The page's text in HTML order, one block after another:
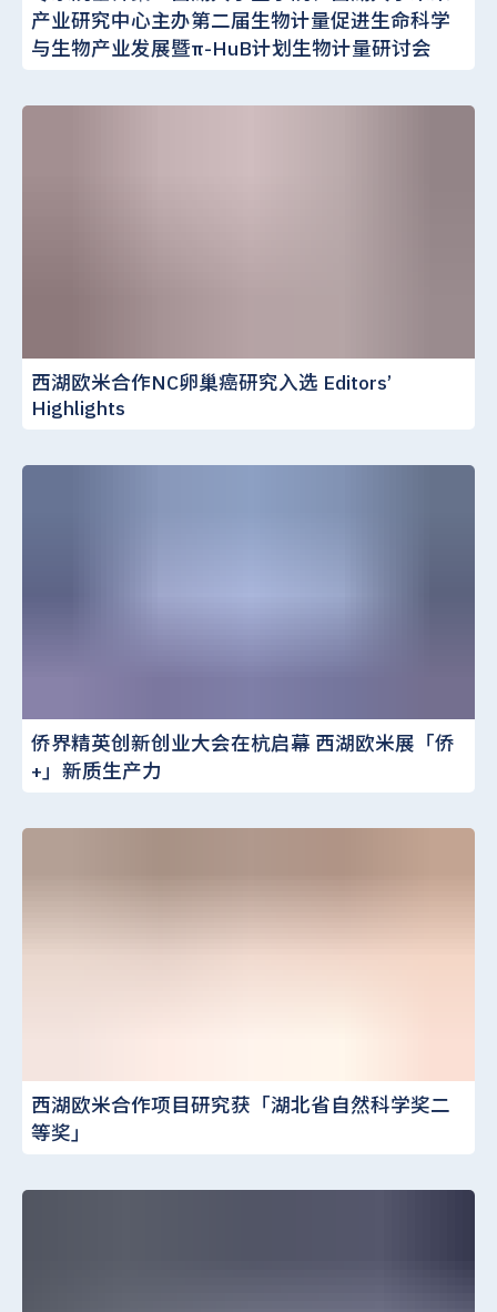
产业研究中心主办第二届生物计量促进生命科学
与生物产业发展暨π-HuB计划生物计量研讨会
西湖欧米合作NC卵巢癌研究入选 Editors’
Highlights
侨界精英创新创业大会在杭启幕 西湖欧米展「侨
+」新质生产力
西湖欧米合作项目研究获「湖北省自然科学奖二
等奖」